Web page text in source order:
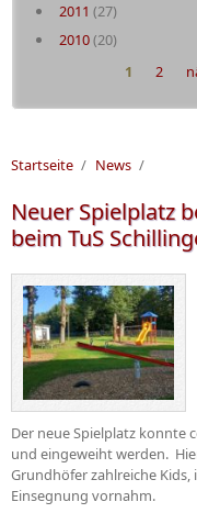
2011 (27)
2010(20)
1 2
Startseite / News /
Neuer Spielplatz
beim TuS
Der neue Spielplatz
und eingeweiht werden.
Grundhöfer zahlreiche
Einsegnung vornahm.